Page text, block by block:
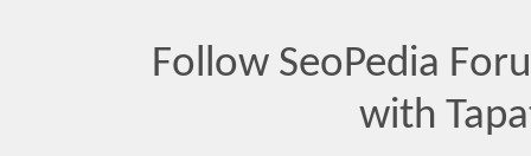
Follow SeoPedia
with